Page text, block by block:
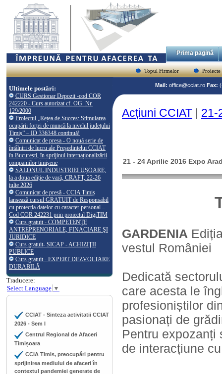
Prima pagină
Topul Firmelor Proiecte
Ultimele postări:
CURS Gestionar Depozit -cod COR
242220 - Curs autorizat cf. OG. Nr.
129/2000
Proiectul „Rețea de Succes: Stimularea
ocupării forței de muncă la nivelul județului
Timiș” – ID 336348 continuă!
Comunicat de presa - O nouă serie de
întâlniri de lucru ale Președintelui CCIAT
în București, în sprijinul internaționalizării
companiilor timișene
SALONUL INDUSTRIEI UȘOARE,
la a doua ediție de vară, CRAFT, 22-26
iulie 2026
Comunicat de presă - CCIA Timiș
lansează cursul GRATUIT de Responsabil
cu protecția datelor cu caracter personal –
Cod COR 242231 prin proiectul DigiTIM
Curs gratuit - COMPETENŢE
ANTREPRENORIALE, FINACIARE ŞI
JURIDICE
Curs gratuit- SICAP - ACHIZIŢII
PUBLICE
Curs gratuit - EXPERT DEZVOLTARE
DURABILĂ
Traducere:
Select Language ▼
CCIAT - Sinteza activitatii CCIAT
2026 - Sem I
Centrul Regional de Afaceri
Timișoara
CCIA Timis, preocupări pentru
sprijinirea mediului de afaceri în
contextul pandemiei generate de
Mail: office@cciat.ro Fax:
Acțiuni CCIAT | 21-
21 - 24 Aprilie 2016 Expo
GARDENIA
vestul României
Dedicată
care acesta le
profesioniștilor
pasionați de
Pentru expozanți
de interacțiune